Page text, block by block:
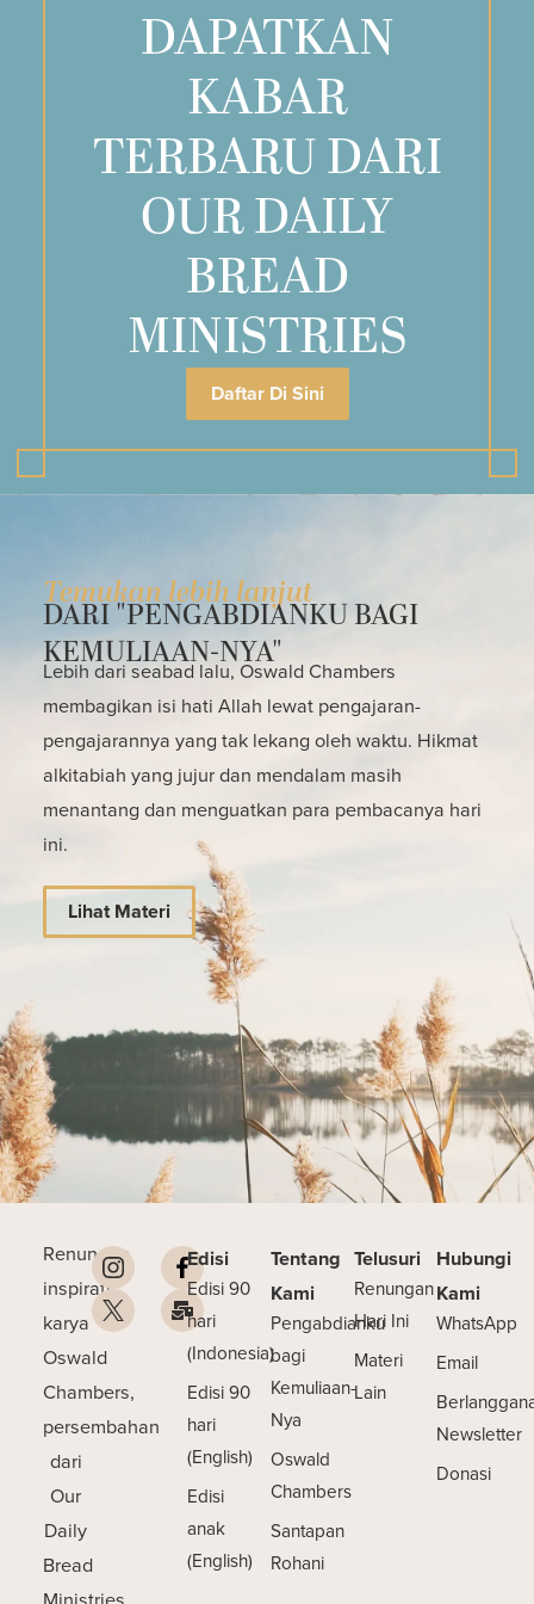
DAPATKAN
KABAR
TERBARU DARI
OUR DAILY
BREAD
MINISTRIES
Daftar Di Sini
Temukan lebih lanjut
DARI "PENGABDIANKU BAGI
KEMULIAAN-NYA"
Lebih dari seabad lalu, Oswald Chambers
membagikan isi hati Allah lewat pengajaran-
pengajarannya yang tak lekang oleh waktu. Hikmat
alkitabiah yang jujur dan mendalam masih
menantang dan menguatkan para pembacanya hari
ini.
Lihat Materi
Renungan
inspiratif
karya
Oswald
Chambers,
persembahan
dari
Our
Daily
Bread
Edisi
Edisi 90
hari
(Indonesia)
Edisi 90
hari
(English)
Edisi
anak
(English)
Tentang
Kami
Pengabdianku
bagi
Kemuliaan-
Nya
Oswald
Chambers
Santapan
Rohani
Telusuri
Renungan
Hari Ini
Materi
Lain
Hubungi
Kami
WhatsApp
Email
Newsletter
Donasi